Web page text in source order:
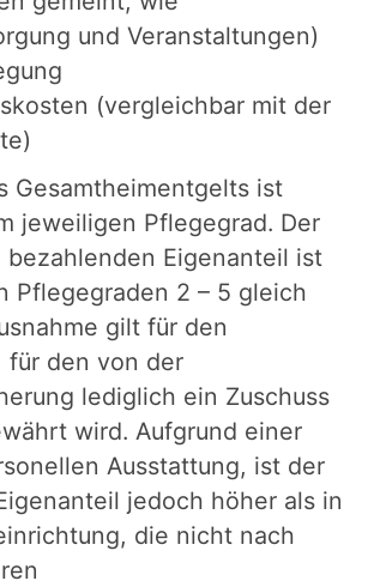
und Veranstaltungen)
(vergleichbar mit der
Gesamtheimentgelts ist
jeweiligen Pflegegrad. Der
bezahlenden Eigenanteil ist
Pflegegraden 2 – 5 gleich
gilt für den
für den von der
lediglich ein Zuschuss
wird. Aufgrund einer
Ausstattung, ist der
jedoch höher als in
die nicht nach